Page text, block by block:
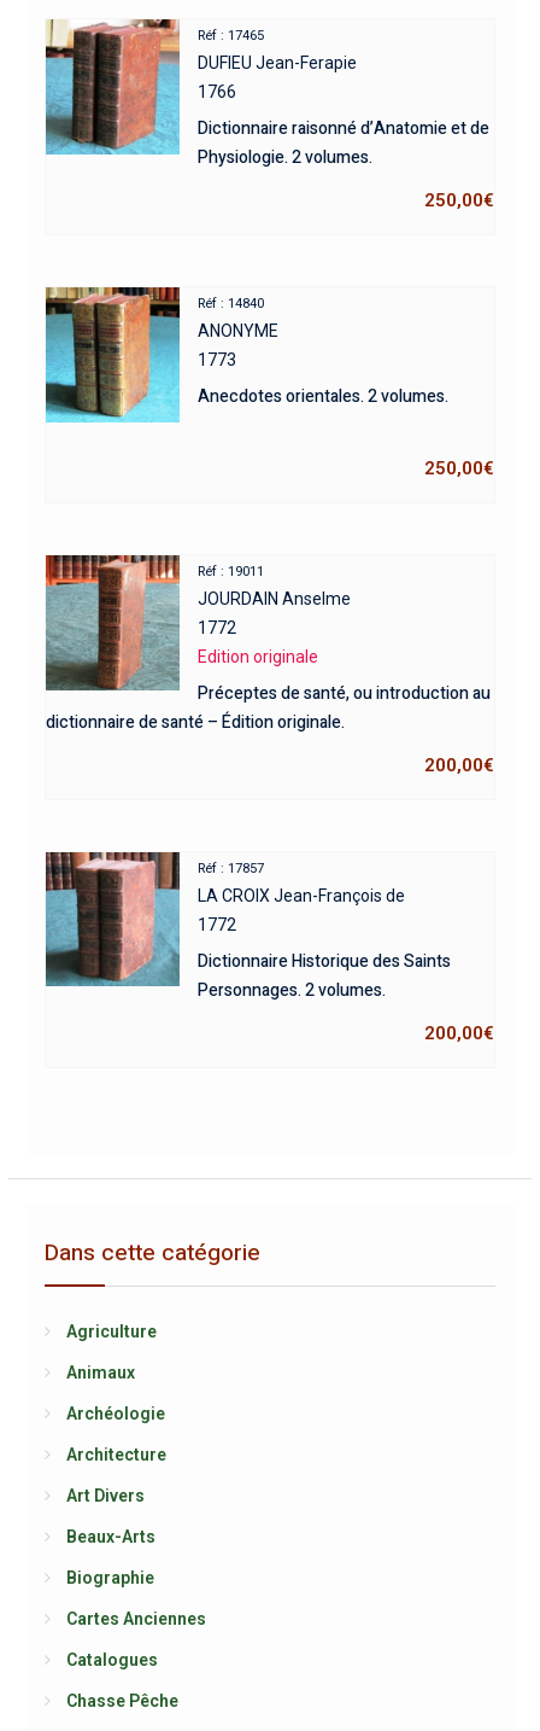
Réf : 17465
DUFIEU Jean-Ferapie
1766
Dictionnaire raisonné d’Anatomie et de
Physiologie. 2 volumes.
250,00€
Réf : 14840
ANONYME
1773
Anecdotes orientales. 2 volumes.
250,00€
Réf : 19011
JOURDAIN Anselme
1772
Edition originale
Préceptes de santé, ou introduction au
dictionnaire de santé – Édition originale.
200,00€
Réf : 17857
LA CROIX Jean-François de
1772
Dictionnaire Historique des Saints
Personnages. 2 volumes.
200,00€
Dans cette catégorie
Agriculture
Animaux
Archéologie
Architecture
Art Divers
Beaux-Arts
Biographie
Cartes Anciennes
Catalogues
Chasse Pêche